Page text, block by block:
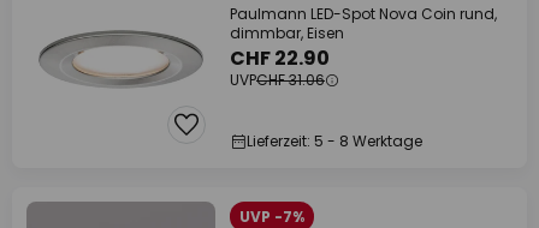
Paulmann LED-Spot Nova Coin rund,
dimmbar, Eisen
CHF 22.90
UVPCHF 31.06
Lieferzeit: 5 - 8 Werktage
UVP -7%